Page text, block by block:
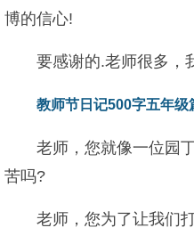
博的信心!
要感谢的.老师很多
教师节日记500字五年级
老师，您就像一位园
苦吗?
老师，您为了让我们